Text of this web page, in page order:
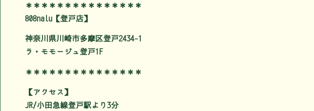
＊＊＊＊＊＊＊＊＊＊＊＊＊＊＊
808nalu【登戸店】
神奈川県川崎市多摩区登戸2434-1
ラ・モモージュ登戸1F
＊＊＊＊＊＊＊＊＊＊＊＊＊＊＊
【アクセス】
JR/小田急線登戸駅より3分